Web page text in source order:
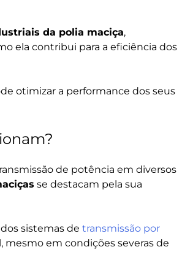
da polia maciça,
ela contribui para a eficiência dos
otimizar a performance dos seus
de potência em diversos
se destacam pela sua
sistemas de transmissão por
em condições severas de